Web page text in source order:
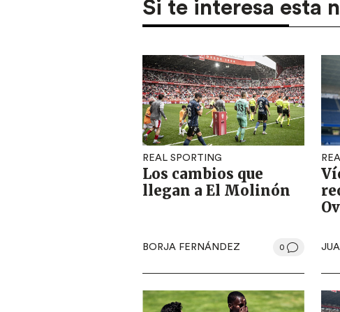
Si te interesa esta
REAL SPORTING
Los cambios que
llegan a El Molinón
BORJA FERNÁNDEZ 0